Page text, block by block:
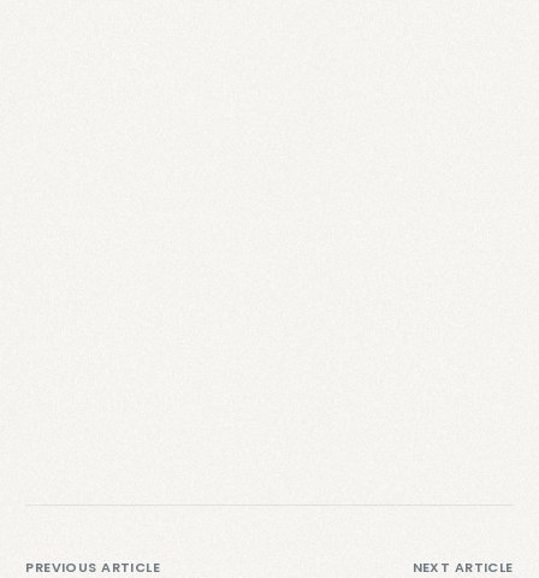
PREVIOUS ARTICLE NEXT ARTICLE